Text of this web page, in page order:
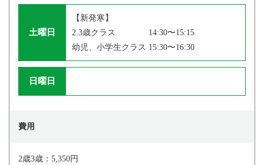
土曜日
【新発寒】
2.3歳クラス 14:30〜15:15
幼児、小学生クラス 15:30〜16:30
日曜日
費用
2歳3歳：5,350円